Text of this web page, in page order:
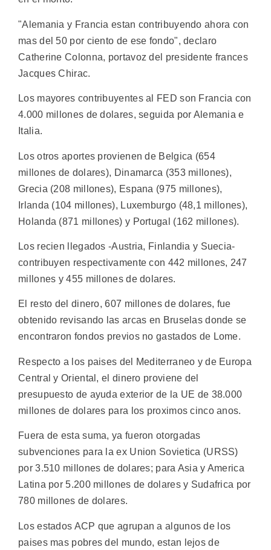
"Alemania y Francia estan contribuyendo ahora con
mas del 50 por ciento de ese fondo", declaro
Catherine Colonna, portavoz del presidente frances
Jacques Chirac.
Los mayores contribuyentes al FED son Francia con
4.000 millones de dolares, seguida por Alemania e
Italia.
Los otros aportes provienen de Belgica (654
millones de dolares), Dinamarca (353 millones),
Grecia (208 millones), Espana (975 millones),
Irlanda (104 millones), Luxemburgo (48,1 millones),
Holanda (871 millones) y Portugal (162 millones).
Los recien llegados -Austria, Finlandia y Suecia-
contribuyen respectivamente con 442 millones, 247
millones y 455 millones de dolares.
El resto del dinero, 607 millones de dolares, fue
obtenido revisando las arcas en Bruselas donde se
encontraron fondos previos no gastados de Lome.
Respecto a los paises del Mediterraneo y de Europa
Central y Oriental, el dinero proviene del
presupuesto de ayuda exterior de la UE de 38.000
millones de dolares para los proximos cinco anos.
Fuera de esta suma, ya fueron otorgadas
subvenciones para la ex Union Sovietica (URSS)
por 3.510 millones de dolares; para Asia y America
Latina por 5.200 millones de dolares y Sudafrica por
780 millones de dolares.
Los estados ACP que agrupan a algunos de los
paises mas pobres del mundo, estan lejos de